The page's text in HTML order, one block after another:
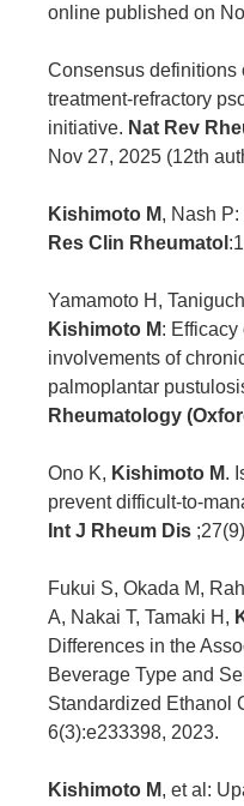
online published on
Consensus definitions
treatment-refractory
initiative. Nat Rev
Nov 27, 2025 (12th
Kishimoto M, Nash
Res Clin Rheumatol
Yamamoto H,
Kishimoto M: Efficacy
involvements of
palmoplantar
Rheumatology
Ono K, Kishimoto M.
prevent difficult-to-
Int J Rheum Dis
Fukui S, Okada M,
A, Nakai T, Tamaki H,
Differences in the
Beverage Type and
Standardized Ethanol
6(3):e233398, 2023.
Kishimoto M, et al: